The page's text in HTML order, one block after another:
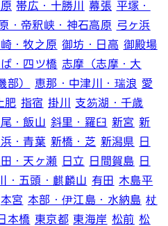
帯広・十勝川 幕張 平塚・
・帝釈峡・神石高原 弓ヶ浜
・牧之原 御坊・日高 御殿場
・四ツ橋 志摩（志摩・大
部） 恵那・中津川・瑞浪 愛
肥 指宿 掛川
支笏湖・千歳
・飯山 斜里・羅臼 新宮 新
・青葉 新橋・芝 新潟県 日
・天ヶ瀬 日立 日間賀島 日
・五頭・麒麟山 有田 木島平
本宮 本部・伊江島・水納島 杖
本橋 東京都 東海岸 松前 松